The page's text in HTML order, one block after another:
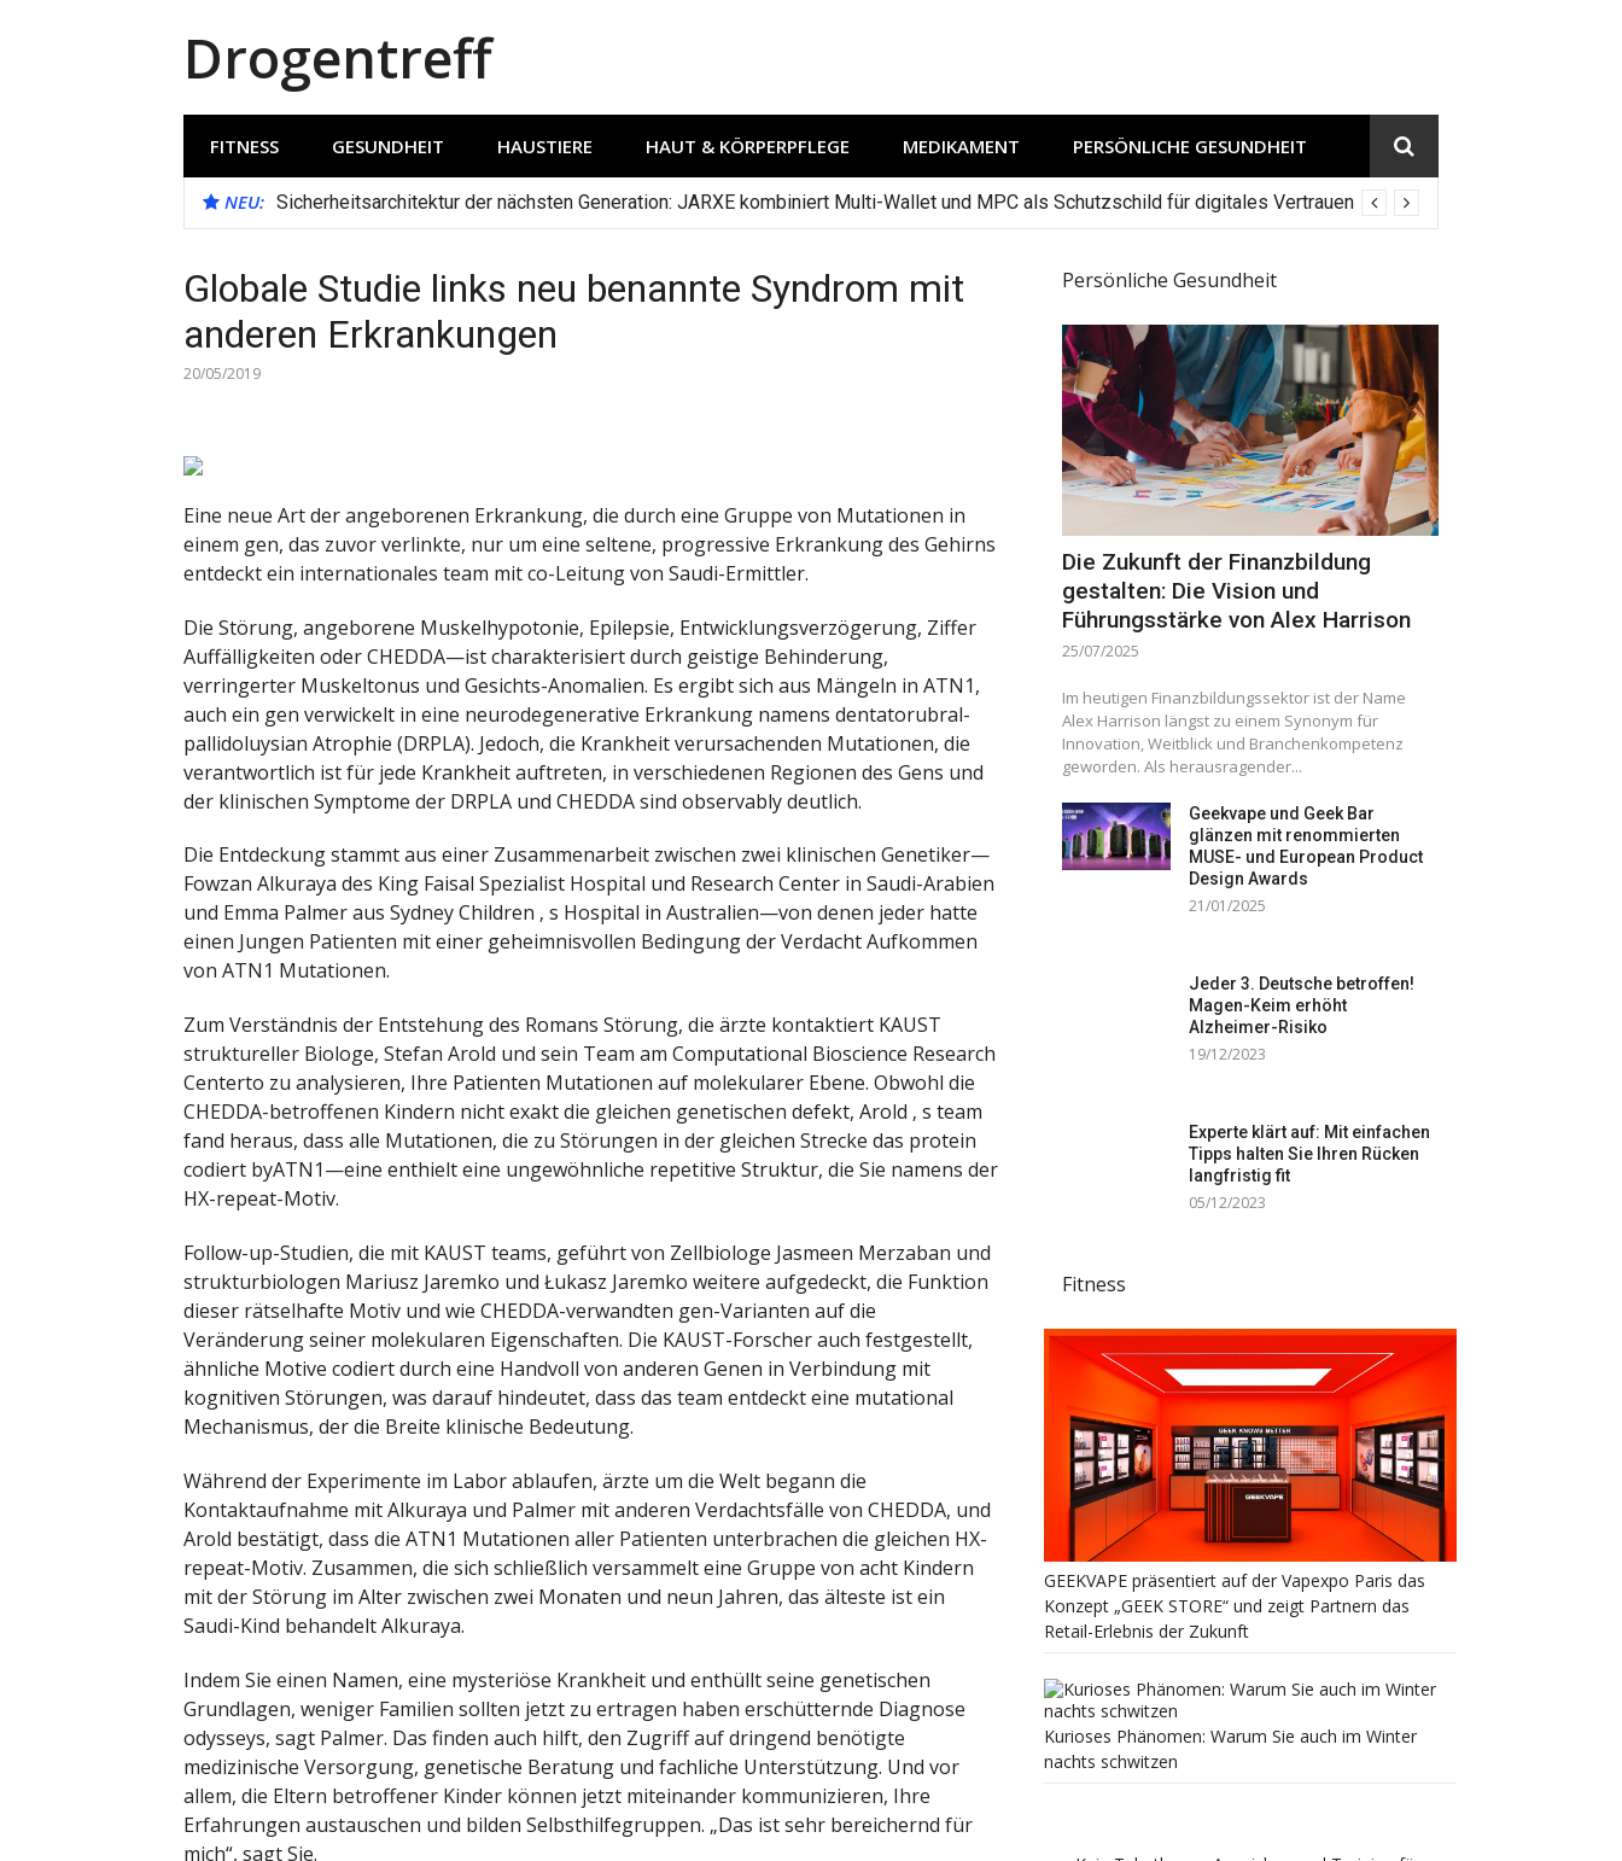
Drogentreff
FITNESS GESUNDHEIT HAUSTIERE HAUT & KÖRPERPFLEGE MEDIKAMENT PERSÖNLICHE GESUNDHEIT
NEU: Sicherheitsarchitektur der nächsten Generation: JARXE kombiniert Multi-Wallet und MPC als Schutzschild für digitales Vertrauen
Globale Studie links neu benannte Syndrom mit
anderen Erkrankungen
20/05/2019
Eine neue Art der angeborenen Erkrankung, die durch eine Gruppe von Mutationen in
einem gen, das zuvor verlinkte, nur um eine seltene, progressive Erkrankung des Gehirns
entdeckt ein internationales team mit co-Leitung von Saudi-Ermittler.
Die Störung, angeborene Muskelhypotonie, Epilepsie, Entwicklungsverzögerung, Ziffer
Auffälligkeiten oder CHEDDA—ist charakterisiert durch geistige Behinderung,
verringerter Muskeltonus und Gesichts-Anomalien. Es ergibt sich aus Mängeln in ATN1,
auch ein gen verwickelt in eine neurodegenerative Erkrankung namens dentatorubral-
pallidoluysian Atrophie (DRPLA). Jedoch, die Krankheit verursachenden Mutationen, die
verantwortlich ist für jede Krankheit auftreten, in verschiedenen Regionen des Gens und
der klinischen Symptome der DRPLA und CHEDDA sind observably deutlich.
Die Entdeckung stammt aus einer Zusammenarbeit zwischen zwei klinischen Genetiker—
Fowzan Alkuraya des King Faisal Spezialist Hospital und Research Center in Saudi-Arabien
und Emma Palmer aus Sydney Children ‚ s Hospital in Australien—von denen jeder hatte
einen Jungen Patienten mit einer geheimnisvollen Bedingung der Verdacht Aufkommen
von ATN1 Mutationen.
Zum Verständnis der Entstehung des Romans Störung, die ärzte kontaktiert KAUST
struktureller Biologe, Stefan Arold und sein Team am Computational Bioscience Research
Centerto zu analysieren, Ihre Patienten Mutationen auf molekularer Ebene. Obwohl die
CHEDDA-betroffenen Kindern nicht exakt die gleichen genetischen defekt, Arold ‚ s team
fand heraus, dass alle Mutationen, die zu Störungen in der gleichen Strecke das protein
codiert byATN1—eine enthielt eine ungewöhnliche repetitive Struktur, die Sie namens der
HX-repeat-Motiv.
Follow-up-Studien, die mit KAUST teams, geführt von Zellbiologe Jasmeen Merzaban und
strukturbiologen Mariusz Jaremko und Łukasz Jaremko weitere aufgedeckt, die Funktion
dieser rätselhafte Motiv und wie CHEDDA-verwandten gen-Varianten auf die
Veränderung seiner molekularen Eigenschaften. Die KAUST-Forscher auch festgestellt,
ähnliche Motive codiert durch eine Handvoll von anderen Genen in Verbindung mit
kognitiven Störungen, was darauf hindeutet, dass das team entdeckt eine mutational
Mechanismus, der die Breite klinische Bedeutung.
Während der Experimente im Labor ablaufen, ärzte um die Welt begann die
Kontaktaufnahme mit Alkuraya und Palmer mit anderen Verdachtsfälle von CHEDDA, und
Arold bestätigt, dass die ATN1 Mutationen aller Patienten unterbrachen die gleichen HX-
repeat-Motiv. Zusammen, die sich schließlich versammelt eine Gruppe von acht Kindern
mit der Störung im Alter zwischen zwei Monaten und neun Jahren, das älteste ist ein
Saudi-Kind behandelt Alkuraya.
Indem Sie einen Namen, eine mysteriöse Krankheit und enthüllt seine genetischen
Grundlagen, weniger Familien sollten jetzt zu ertragen haben erschütternde Diagnose
odysseys, sagt Palmer. Das finden auch hilft, den Zugriff auf dringend benötigte
medizinische Versorgung, genetische Beratung und fachliche Unterstützung. Und vor
allem, die Eltern betroffener Kinder können jetzt miteinander kommunizieren, Ihre
Erfahrungen austauschen und bilden Selbsthilfegruppen. „Das ist sehr bereichernd für
mich“, sagt Sie.
Persönliche Gesundheit
Die Zukunft der Finanzbildung
gestalten: Die Vision und
Führungsstärke von Alex Harrison
25/07/2025
Im heutigen Finanzbildungssektor ist der Name
Alex Harrison längst zu einem Synonym für
Innovation, Weitblick und Branchenkompetenz
geworden. Als herausragender...
Geekvape und Geek Bar
glänzen mit renommierten
MUSE- und European Product
Design Awards
21/01/2025
Jeder 3. Deutsche betroffen!
Magen-Keim erhöht
Alzheimer-Risiko
19/12/2023
Experte klärt auf: Mit einfachen
Tipps halten Sie Ihren Rücken
langfristig fit
05/12/2023
Fitness
GEEKVAPE präsentiert auf der Vapexpo Paris das
Konzept „GEEK STORE“ und zeigt Partnern das
Retail-Erlebnis der Zukunft
Kurioses Phänomen: Warum Sie auch im Winter
nachts schwitzen